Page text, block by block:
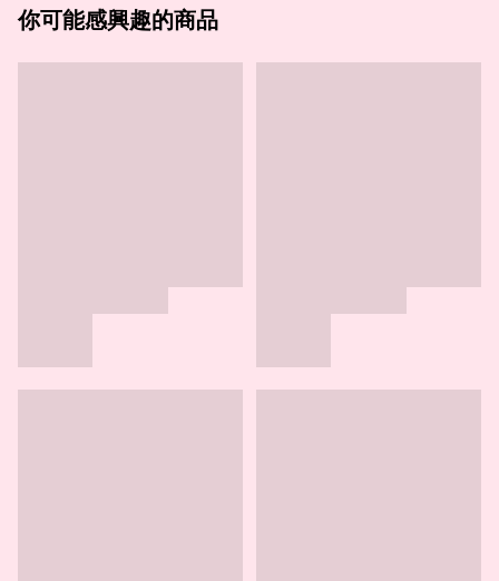
你可能感興趣的商品